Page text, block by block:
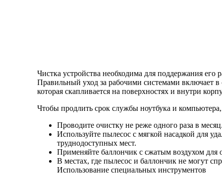
Чистка устройства необходима для поддержания его
Правильный уход за рабочими системами включает
которая скапливается на поверхностях и внутри
Чтобы продлить срок службы ноутбука и
Проводите очистку не реже одного раза в
Используйте пылесос с мягкой насадкой для
труднодоступных мест.
Применяйте баллончик с сжатым воздухом для
В местах, где пылесос и баллончик не могут
Использование специальных инструментов